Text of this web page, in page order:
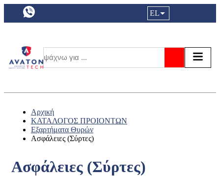
a11y.languageSelection:
EL
Αρχική
ΚΑΤΑΛΟΓΟΣ ΠΡΟΙΟΝΤΩΝ
Εξαρτήματα Θυρών
Ασφάλειες (Σύρτες)
Ασφάλειες (Σύρτες)